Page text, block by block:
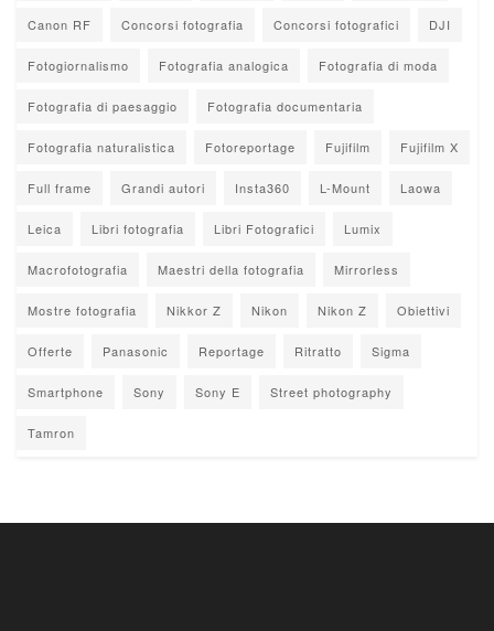
Canon RF Concorsi fotografia Concorsi fotografici DJI
Fotogiornalismo Fotografia analogica Fotografia di moda
Fotografia di paesaggio Fotografia documentaria
Fotografia naturalistica Fotoreportage Fujifilm Fujifilm X
Full frame Grandi autori Insta360 L-Mount Laowa
Leica Libri fotografia Libri Fotografici Lumix
Macrofotografia Maestri della fotografia Mirrorless
Mostre fotografia Nikkor Z Nikon Nikon Z Obiettivi
Offerte Panasonic Reportage Ritratto Sigma
Smartphone Sony Sony E Street photography
Tamron